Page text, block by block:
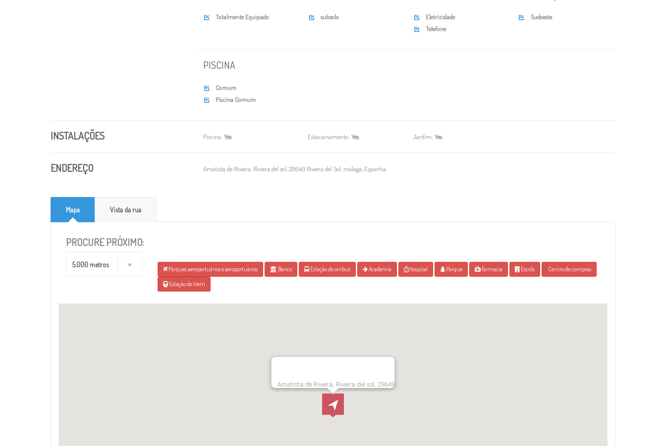
 Totalmente Equipado  subsolo  Eletricidade
 Telefone
 Sudoeste
PISCINA
 Comum
 Piscina Comum
INSTALAÇÕES Piscina: Yes Estacionamento:Yes Jardim:Yes
ENDEREÇO Amatista de Riviera, Riviera del sol, 29649 Riviera del Sol, málaga, Espanha
Mapa Vista da rua
PROCURE PRÓXIMO:
5.000 metros
Parques aeroportuários e aeroportuários Banco Estação de onibus Academia Hospital Parque Farmacia Escola
Centro de compras
Estação de trem
Amatista de Riviera, Riviera del sol, 29649